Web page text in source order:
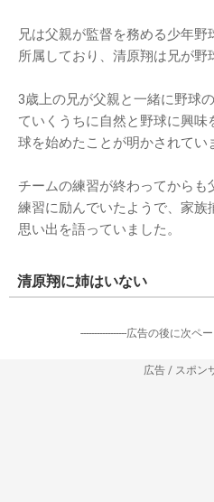
兄は父親が監督を務める少年野
所属しており、清原翔は兄が野
3歳上の兄が父親と一緒に野球
ていくうちに自然と野球に興味
球を始めたことが明かされてい
チームの練習が終わってから
練習に励んでいたようで、家族
思い出を語っていました。
清原翔に姉はいない
-----------------広告の後に次ペ
広告 / スポン